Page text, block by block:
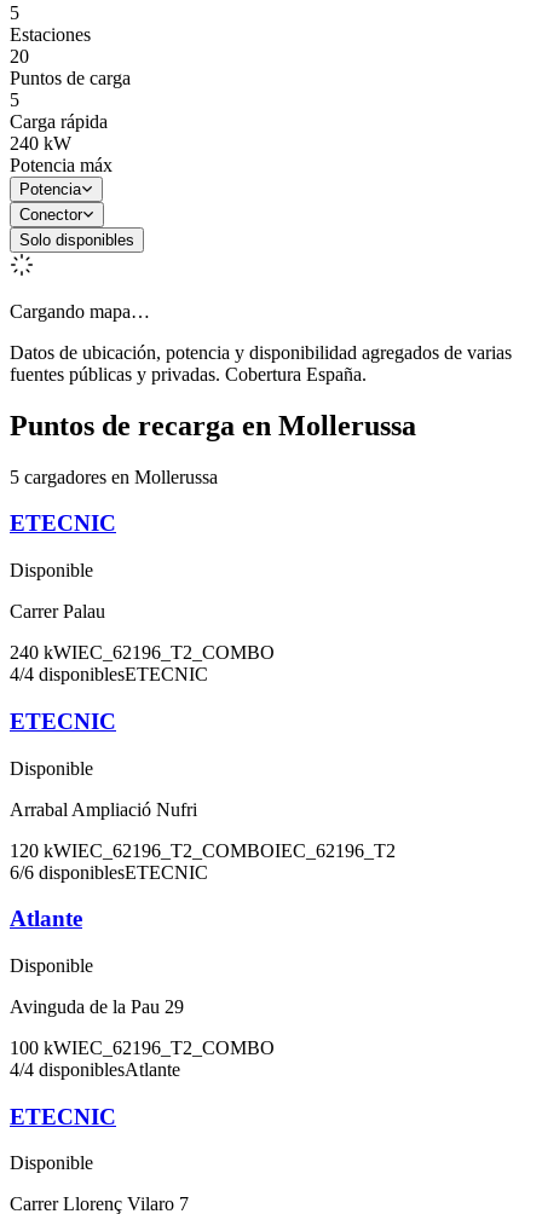
5
Estaciones
20
Puntos de carga
5
Carga rápida
240 kW
Potencia máx
Potencia
Conector
Solo disponibles
Cargando mapa…
Datos de ubicación, potencia y disponibilidad agregados de varias
fuentes públicas y privadas. Cobertura España.
Puntos de recarga en Mollerussa
5 cargadores en Mollerussa
ETECNIC
Disponible
Carrer Palau
240 kWIEC_62196_T2_COMBO
4/4 disponiblesETECNIC
ETECNIC
Disponible
Arrabal Ampliació Nufri
120 kWIEC_62196_T2_COMBOIEC_62196_T2
6/6 disponiblesETECNIC
Atlante
Disponible
Avinguda de la Pau 29
100 kWIEC_62196_T2_COMBO
4/4 disponiblesAtlante
ETECNIC
Disponible
Carrer Llorenç Vilaro 7